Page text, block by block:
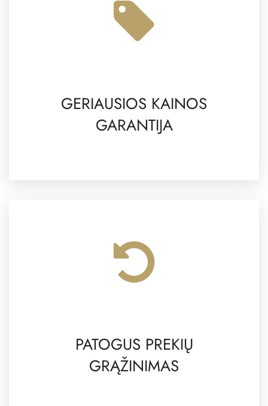
GERIAUSIOS KAINOS
GARANTIJA
PATOGUS PREKIŲ
GRĄŽINIMAS